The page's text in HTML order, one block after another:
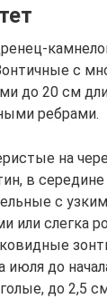
с
20 см
ребрами.
на
в
с
или слегка
июля до
до 2,5